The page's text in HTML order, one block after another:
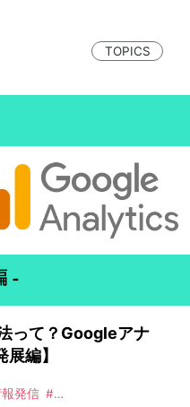
TOPICS
って？Googleアナ
編】
発信
データ活用